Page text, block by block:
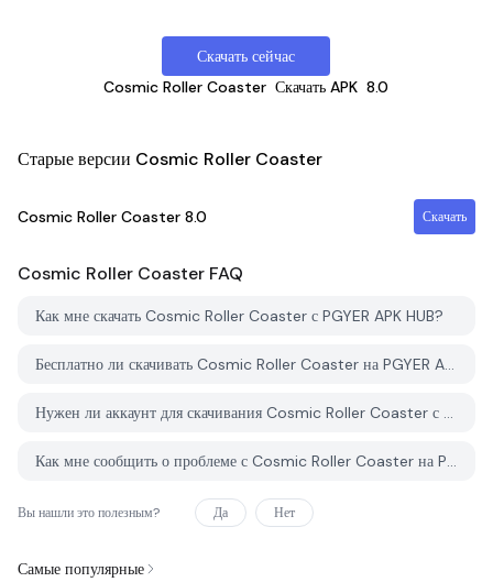
Скачать сейчас
Cosmic Roller Coaster Скачать APK 8.0
Старые версии Cosmic Roller Coaster
Cosmic Roller Coaster 8.0 Скачать
Cosmic Roller Coaster FAQ
Как мне скачать Cosmic Roller Coaster с PGYER APK HUB?
Бесплатно ли скачивать Cosmic Roller Coaster на PGYER APK HUB?
Нужен ли аккаунт для скачивания Cosmic Roller Coaster с PGYER APK HUB?
Как мне сообщить о проблеме с Cosmic Roller Coaster на PGYER APK HUB?
Вы нашли это полезным? Да Нет
Самые популярные